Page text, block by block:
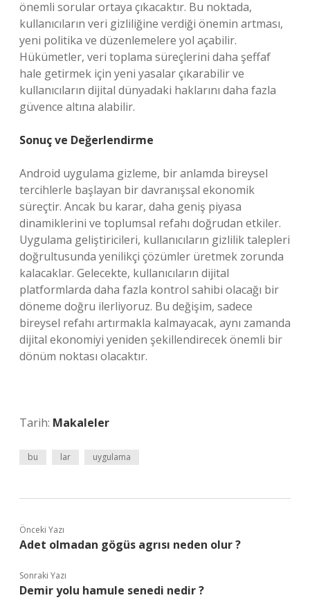
önemli sorular ortaya çıkacaktır. Bu noktada,
kullanıcıların veri gizliliğine verdiği önemin artması,
yeni politika ve düzenlemelere yol açabilir.
Hükümetler, veri toplama süreçlerini daha şeffaf
hale getirmek için yeni yasalar çıkarabilir ve
kullanıcıların dijital dünyadaki haklarını daha fazla
güvence altına alabilir.
Sonuç ve Değerlendirme
Android uygulama gizleme, bir anlamda bireysel
tercihlerle başlayan bir davranışsal ekonomik
süreçtir. Ancak bu karar, daha geniş piyasa
dinamiklerini ve toplumsal refahı doğrudan etkiler.
Uygulama geliştiricileri, kullanıcıların gizlilik talepleri
doğrultusunda yenilikçi çözümler üretmek zorunda
kalacaklar. Gelecekte, kullanıcıların dijital
platformlarda daha fazla kontrol sahibi olacağı bir
döneme doğru ilerliyoruz. Bu değişim, sadece
bireysel refahı artırmakla kalmayacak, aynı zamanda
dijital ekonomiyi yeniden şekillendirecek önemli bir
dönüm noktası olacaktır.
Tarih: Makaleler
bu lar uygulama
Önceki Yazı
Adet olmadan gögüs agrısı neden olur ?
Sonraki Yazı
Demir yolu hamule senedi nedir ?